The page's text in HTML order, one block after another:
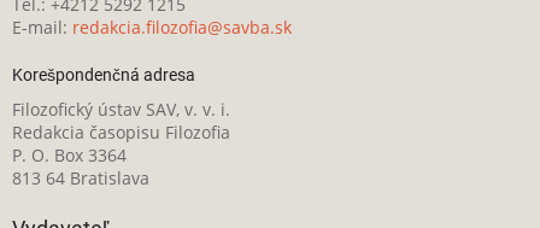
Tel.: +4212 5292 1215
E-mail: redakcia.filozofia@savba.sk
Korešpondenčná adresa
Filozofický ústav SAV, v. v. i.
Redakcia časopisu Filozofia
P. O. Box 3364
813 64 Bratislava